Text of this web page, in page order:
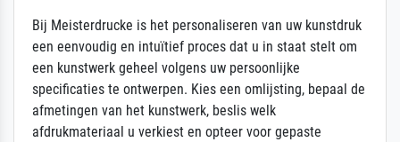
Bij Meisterdrucke is het personaliseren van uw kunstdruk
een eenvoudig en intuïtief proces dat u in staat stelt om
een kunstwerk geheel volgens uw persoonlijke
specificaties te ontwerpen. Kies een omlijsting, bepaal de
afmetingen van het kunstwerk, beslis welk
afdrukmateriaal u verkiest en opteer voor gepaste